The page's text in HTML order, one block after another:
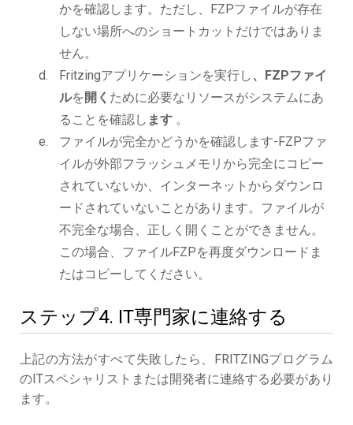
かを確認します。ただし、FZPファイルが存在
しない場所へのショートカットだけではありま
せん。
Fritzingアプリケーションを実行し、FZPファイ
ルを 開く ために必要なリソースがシステムにあ
ることを確認し ます 。
ファイルが完全かどうかを確認します-FZPファ
イルが外部フラッシュメモリから完全にコピー
されていないか、インターネットからダウンロ
ードされていないことがあります。ファイルが
不完全な場合、正しく開くことができません。
この場合、ファイルFZPを再度ダウンロードま
たはコピーしてください。
ステップ4. IT専門家に連絡する
上記の方法がすべて失敗したら、FRITZINGプログラム
のITスペシャリストまたは開発者に連絡する必要があり
ます。